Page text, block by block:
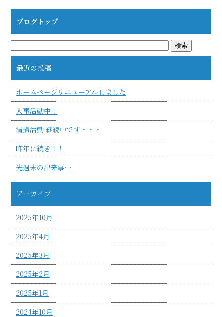
ブログトップ
最近の投稿
ホームページリニューアルしました
人事活動中！
清掃活動 継続中です・・・
昨年に続き！！
先週末の出来事…
アーカイブ
2025年10月
2025年4月
2025年3月
2025年2月
2025年1月
2024年10月